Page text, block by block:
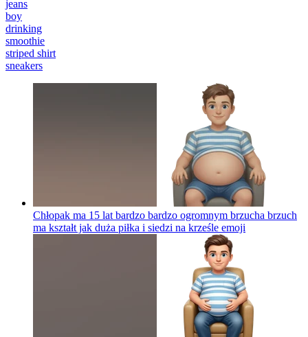
jeans
boy
drinking
smoothie
striped shirt
sneakers
Chłopak ma 15 lat bardzo bardzo ogromnym brzucha brzuch
ma kształt jak duża piłka i siedzi na krześle emoji